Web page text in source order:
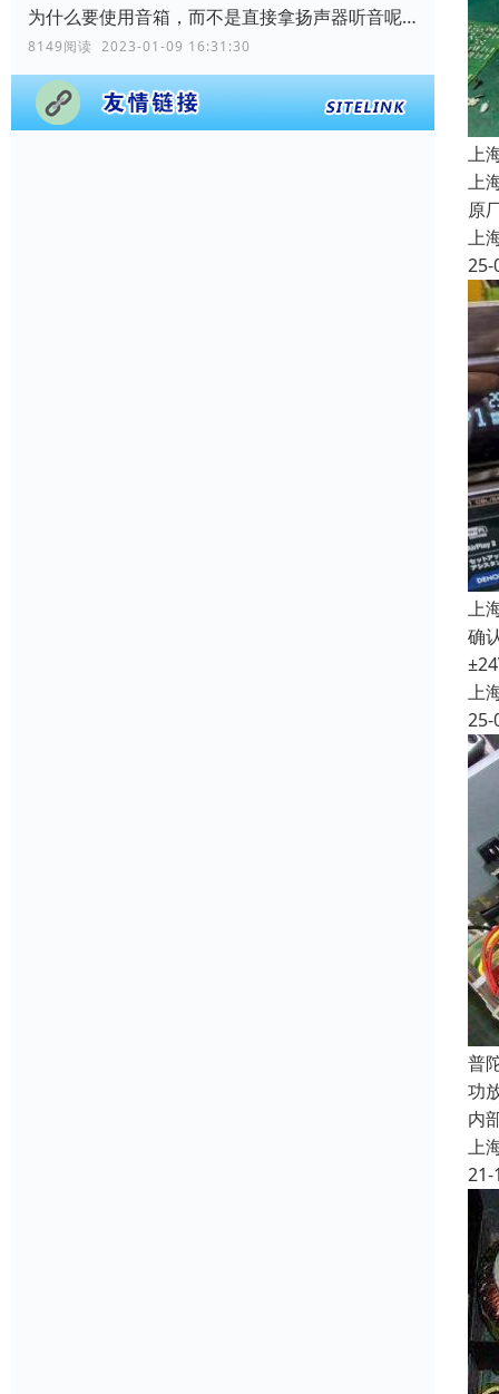
为什么要使用音箱，而不是直接拿扬声器听音呢？
8149阅读 2023-01-09 16:31:30
上
上
原
上
25-
上
确
上
25-
普
功
内
上
21-